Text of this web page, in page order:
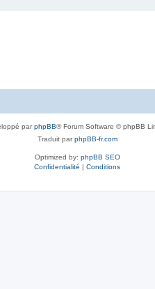
parphpBB® Forum Software © phpBB
Traduit parphpBB-fr.com
Optimized by: phpBB SEO
Confidentialité | Conditions